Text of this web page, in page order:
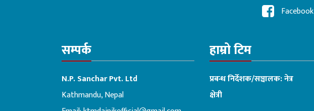
Facebook
सम्पर्क
N.P. Sanchar Pvt. Ltd
Kathmandu, Nepal
हाम्रो टिम
प्रबन्ध निर्देशक/सञ्चालक: नेत्र
क्षेत्री